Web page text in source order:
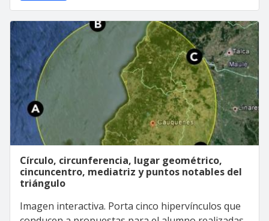
Círculo, circunferencia, lugar geométrico,
cincuncentro, mediatriz y puntos notables del
triángulo
Imagen interactiva. Porta cinco hipervínculos que